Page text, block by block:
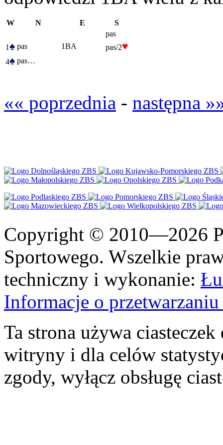
W N E
S
pas
1♠ pas 1BA pas/2♥
4♠ pas…
«« poprzednia - następna
Copyright © 2010—2026
Sportowego. Wszelkie
techniczny i wykonanie:
Informacje o
Ta strona używa
witryny i dla celów
zgody, wyłącz obsługę